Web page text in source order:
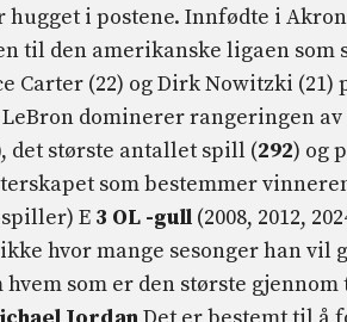
hugget i postene. Innfødte i
til den amerikanske ligaen som
Carter (22) og Dirk Nowitzki
dominerer rangeringen
det største antallet spill (292) og
som bestemmer
spiller) E 3 OL -gull (2008, 2012,
hvor mange sesonger han
som er den største gjennom